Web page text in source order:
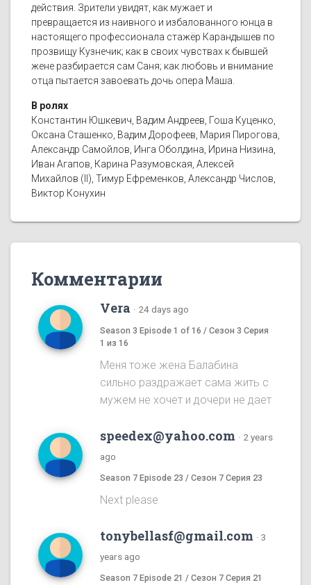
действия. Зрители увидят, как мужает и
превращается из наивного и избалованного юнца в
настоящего профессионала стажёр Карандышев по
прозвищу Кузнечик; как в своих чувствах к бывшей
жене разбирается сам Саня; как любовь и внимание
отца пытается завоевать дочь опера Маша.
В ролях
Константин Юшкевич, Вадим Андреев, Гоша Куценко,
Оксана Сташенко, Вадим Дорофеев, Мария Пирогова,
Александр Самойлов, Инга Оболдина, Ирина Низина,
Иван Агапов, Карина Разумовская, Алексей
Михайлов (II), Тимур Ефременков, Александр Числов,
Виктор Конухин
Комментарии
Vera · 24 days ago
Season 3 Episode 1 of 16 / Сезон 3 Серия
1 из 16
Меня тоже жена Балабина
сильно раздражает сама жить с
мужем не хочет и дочери не дает
speedex@yahoo.com · 2 years
ago
Season 7 Episode 23 / Сезон 7 Серия 23
Next please
tonybellasf@gmail.com · 3
years ago
Season 7 Episode 21 / Сезон 7 Серия 21